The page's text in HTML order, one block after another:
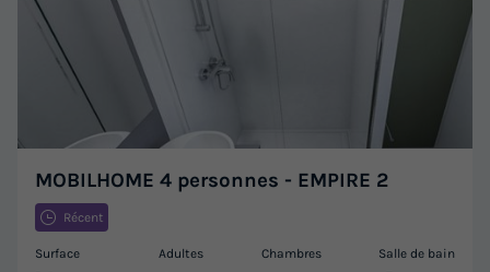
MOBILHOME 4 personnes - EMPIRE 2
Récent
Surface Adultes Chambres Salle de bain